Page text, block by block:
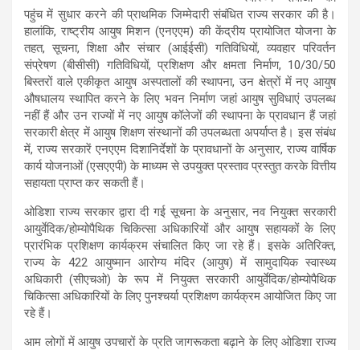
पहुंच में सुधार करने की प्राथमिक जिम्मेदारी संबंधित राज्य सरकार की है।
हालांकि, राष्ट्रीय आयुष मिशन (एनएएम) की केंद्रीय प्रायोजित योजना के
तहत, सूचना, शिक्षा और संचार (आईईसी) गतिविधियों, व्यवहार परिवर्तन
संप्रेषण (बीसीसी) गतिविधियों, प्रशिक्षण और क्षमता निर्माण, 10/30/50
बिस्तरों वाले एकीकृत आयुष अस्पतालों की स्थापना, उन क्षेत्रों में नए आयुष
औषधालय स्थापित करने के लिए भवन निर्माण जहां आयुष सुविधाएं उपलब्ध
नहीं हैं और उन राज्यों में नए आयुष कॉलेजों की स्थापना के प्रावधान हैं जहां
सरकारी क्षेत्र में आयुष शिक्षण संस्थानों की उपलब्धता अपर्याप्त है। इस संबंध
में, राज्य सरकारें एनएएम दिशानिर्देशों के प्रावधानों के अनुसार, राज्य वार्षिक
कार्य योजनाओं (एसएएपी) के माध्यम से उपयुक्त प्रस्ताव प्रस्तुत करके वित्तीय
सहायता प्राप्त कर सकती हैं।
ओडिशा राज्य सरकार द्वारा दी गई सूचना के अनुसार, नव नियुक्त सरकारी
आयुर्वेदिक/होम्योपैथिक चिकित्सा अधिकारियों और आयुष सहायकों के लिए
प्रारंभिक प्रशिक्षण कार्यक्रम संचालित किए जा रहे हैं। इसके अतिरिक्त,
राज्य के 422 आयुष्मान आरोग्य मंदिर (आयुष) में सामुदायिक स्वास्थ्य
अधिकारी (सीएचओ) के रूप में नियुक्त सरकारी आयुर्वेदिक/होम्योपैथिक
चिकित्सा अधिकारियों के लिए पुनश्चर्या प्रशिक्षण कार्यक्रम आयोजित किए जा
रहे हैं।
आम लोगों में आयुष उपचारों के प्रति जागरूकता बढ़ाने के लिए ओडिशा राज्य